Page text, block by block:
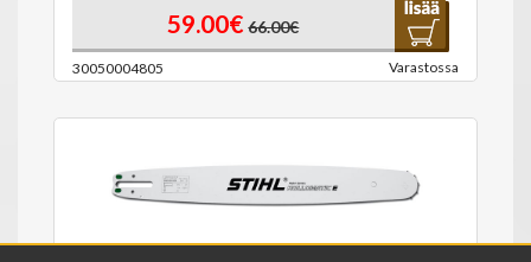
59.00€ 66.00€
30050004805 Varastossa